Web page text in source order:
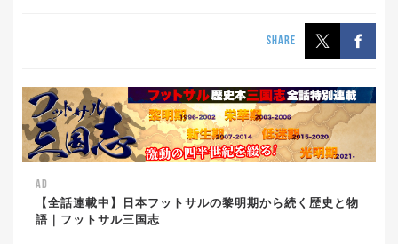
SHARE
AD
【全話連載中】日本フットサルの黎明期から続く歴史と物
語｜フットサル三国志